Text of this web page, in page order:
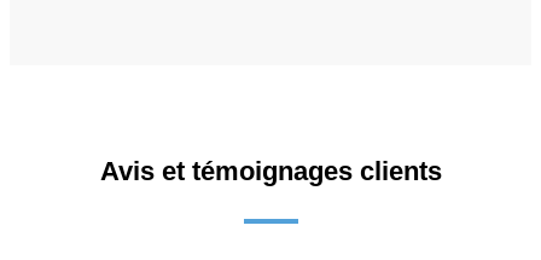
Avis et témoignages clients